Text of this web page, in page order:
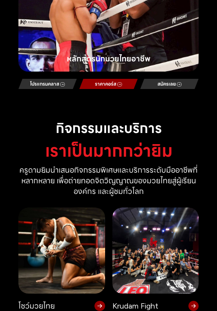
หลักสูตรนักมวยไทยอาชีพ
โปรแกรมคลาส ราคาคอร์ส สมัครเลย
กิจกรรมและบริการ
เราเป็นมากกว่ายิม
ครูดามยิมนำเสนอกิจกรรมพิเศษและบริการระดับมืออาชีพที่
หลากหลาย เพื่อถ่ายทอดจิตวิญญาณของมวยไทยสู่ผู้เรียน
องค์กร และผู้ชมทั่วโลก
โชว์มวยไทย Krudam Fight